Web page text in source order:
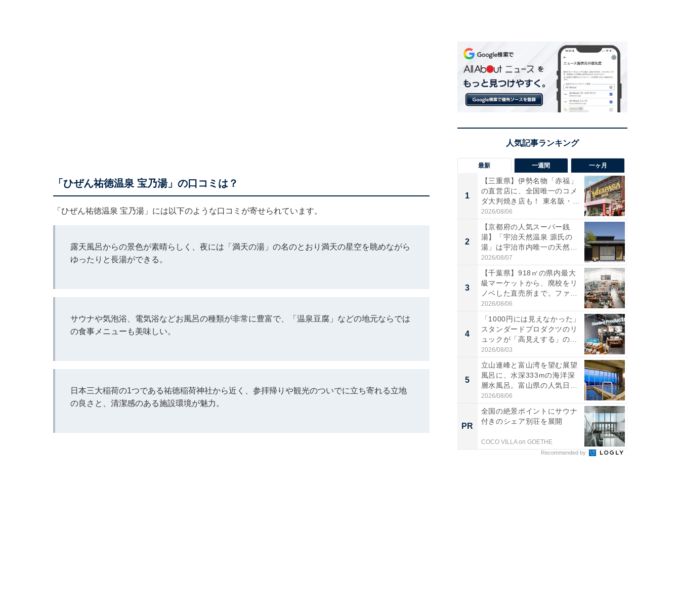
「ひぜん祐徳温泉 宝乃湯」の口コミは？
「ひぜん祐徳温泉 宝乃湯」には以下のような口コミが寄せられています。
露天風呂からの景色が素晴らしく、夜には「満天の湯」の名のとおり満天の星空を眺めながら
ゆったりと長湯ができる。
サウナや気泡浴、電気浴などお風呂の種類が非常に豊富で、「温泉豆腐」などの地元ならでは
の食事メニューも美味しい。
日本三大稲荷の1つである祐徳稲荷神社から近く、参拝帰りや観光のついでに立ち寄れる立地
の良さと、清潔感のある施設環境が魅力。
最新 一週間 一ヶ月
1
【三重県】伊勢名物「赤福」
の直営店に、全国唯一のコメ
ダ大判焼き店も！ 東名阪・
伊...
2026/08/06
2
【京都府の人気スーパー銭
湯】「宇治天然温泉 源氏の
湯」は宇治市内唯一の天然温
泉と...
2026/08/07
3
【千葉県】918㎡の県内最大
級マーケットから、廃校をリ
ノベした直売所まで。ファ
ー...
2026/08/06
4
「1000円には見えなかった」
スタンダードプロダクツのリ
ュックが「高見えする」の...
2026/08/03
5
立山連峰と富山湾を望む展望
風呂に、水深333mの海洋深
層水風呂。富山県の人気日
帰...
2026/08/06
PR
全国の絶景ポイントにサウナ
付きのシェア別荘を展開
COCO VILLA on GOETHE
Recommended by